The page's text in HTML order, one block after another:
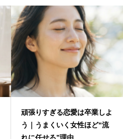
頑張りすぎる恋愛は卒業しよ
う｜うまくいく女性ほど“流